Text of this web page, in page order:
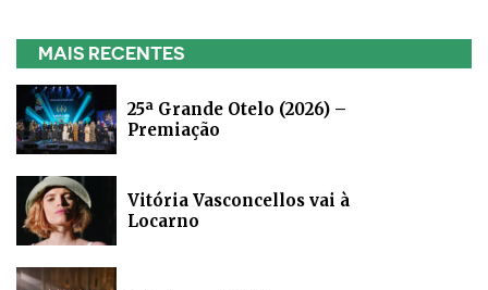
MAIS RECENTES
25ª Grande Otelo (2026) –
Premiação
Vitória Vasconcellos vai à
Locarno